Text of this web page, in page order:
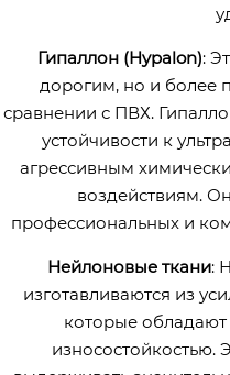
Гипаллон (Hypalon):
дорогим, но и более
сравнении с ПВХ.
устойчивости к
агрессивным
воздействиям.
профессиональных и
Нейлоновые ткани:
изготавливаются из
которые
износостойкостью.